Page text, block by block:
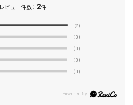
レビュー件数： 2件
(2)
(0)
(0)
(0)
(0)